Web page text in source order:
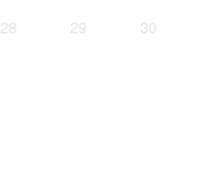
28 29
30